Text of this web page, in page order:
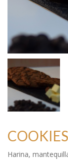
COOKIES
Harina,